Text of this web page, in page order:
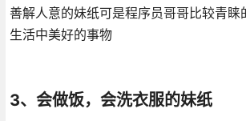
善解人意的妹纸可是程序员哥哥比较青睐
生活中美好的事物
3、会做饭，会洗衣服的妹纸